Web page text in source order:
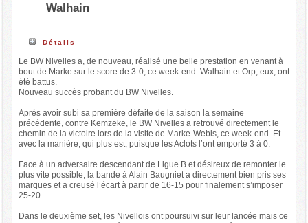
Walhain
Détails
Le BW Nivelles a, de nouveau, réalisé une belle prestation en venant à
bout de Marke sur le score de 3-0, ce week-end. Walhain et Orp, eux, ont
été battus.
Nouveau succès probant du BW Nivelles.
Après avoir subi sa première défaite de la saison la semaine
précédente, contre Kemzeke, le BW Nivelles a retrouvé directement le
chemin de la victoire lors de la visite de Marke-Webis, ce week-end. Et
avec la manière, qui plus est, puisque les Aclots l’ont emporté 3 à 0.
Face à un adversaire descendant de Ligue B et désireux de remonter le
plus vite possible, la bande à Alain Baugniet a directement bien pris ses
marques et a creusé l’écart à partir de 16-15 pour finalement s’imposer
25-20.
Dans le deuxième set, les Nivellois ont poursuivi sur leur lancée mais ce